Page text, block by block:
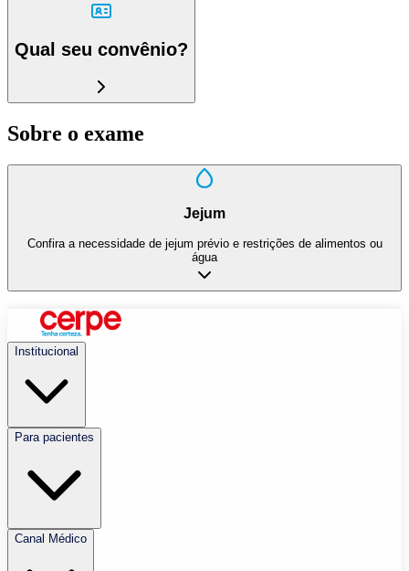
Qual seu convênio?
Sobre o exame
Jejum
Confira a necessidade de jejum prévio e restrições de alimentos ou
água
Institucional
Para pacientes
Canal Médico